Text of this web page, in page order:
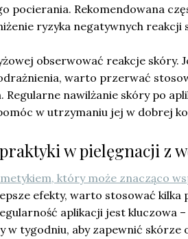
pocierania. Rekomendowana
ryzyka negatywnych reakcji
obserwować reakcje skóry.
warto przerwać
nawilżanie skóry po
w utrzymaniu jej w dobrej
w pielęgnacji z
który może znacząco
efekty, warto stosować kilka
aplikacji jest kluczowa –
w tygodniu, aby zapewnić skórze